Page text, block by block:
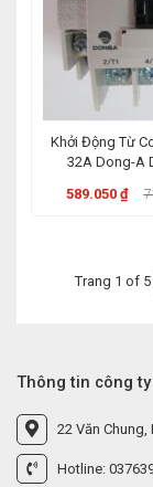
Khởi Động Từ
32A Dong-A
589.050 ₫
Trang 1 of 5
Thông tin công ty
22 Văn Chung,
Hotline: